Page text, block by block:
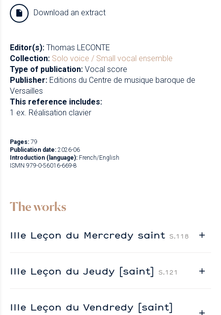
Download an extract
Editor(s): Thomas LECONTE
Collection: Solo voice / Small vocal ensemble
Type of publication: Vocal score
Publisher: Editions du Centre de musique baroque de
Versailles
This reference includes:
1 ex. Réalisation clavier
Pages: 79
Publication date: 2026-06
Introduction (language): French/English
ISMN 979-0-56016-669-8
The works
IIIe Leçon du Mercredy saint S.118
IIIe Leçon du Jeudy [saint] S.121
IIIe Leçon du Vendredy [saint]